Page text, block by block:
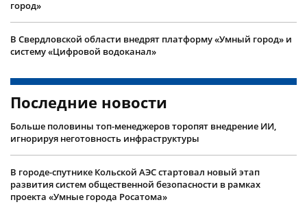
город»
В Свердловской области внедрят платформу «Умный город» и
систему «Цифровой водоканал»
Последние новости
Больше половины топ-менеджеров торопят внедрение ИИ,
игнорируя неготовность инфраструктуры
В городе-спутнике Кольской АЭС стартовал новый этап
развития систем общественной безопасности в рамках
проекта «Умные города Росатома»